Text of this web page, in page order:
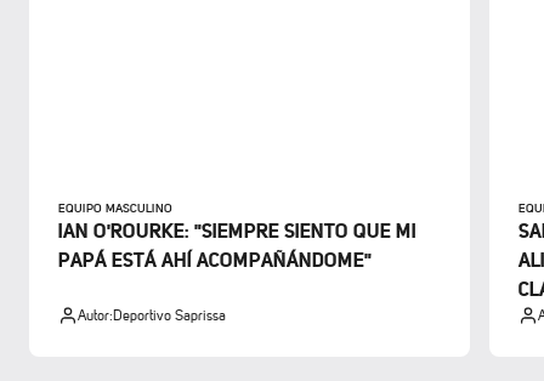
EQUIPO MASCULINO
IAN O'ROURKE: "SIEMPRE SIENTO QUE MI
PAPÁ ESTÁ AHÍ ACOMPAÑÁNDOME"
Autor:Deportivo Saprissa